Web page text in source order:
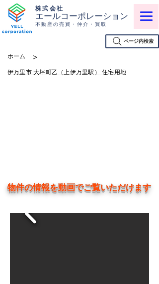
株式会社
エールコーポレーション
不動産の売買・仲介・買取
ページ内検索
ホーム >
伊万里市 大坪町乙（上伊万里駅） 住宅用地
物件の情報を動画でご覧いただけます